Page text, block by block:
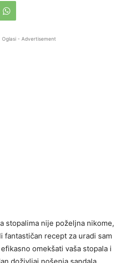
Oglasi - Advertisement
stopalima nije poželjna nikome,
fantastičan recept za uradi sam
omekšati vaša stopala i